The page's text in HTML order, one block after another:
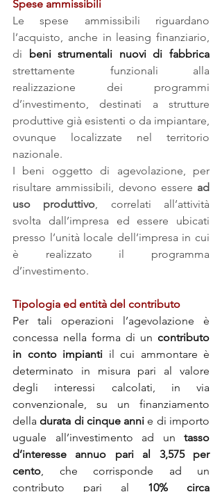
Spese ammissibili
Le spese ammissibili riguardano
l’acquisto, anche in leasing finanziario,
di beni strumentali nuovi di fabbrica
strettamente funzionali alla
realizzazione dei programmi
d’investimento, destinati a strutture
produttive già esistenti o da impiantare,
ovunque localizzate nel territorio
nazionale.
I beni oggetto di agevolazione, per
risultare ammissibili, devono essere ad
uso produttivo, correlati all’attività
svolta dall’impresa ed essere ubicati
presso l’unità locale dell’impresa in cui
è realizzato il programma
d’investimento.
Tipologia ed entità del contributo
Per tali operazioni l’agevolazione è
concessa nella forma di un contributo
in conto impianti il cui ammontare è
determinato in misura pari al valore
degli interessi calcolati, in via
convenzionale, su un finanziamento
della durata di cinque anni e di importo
uguale all’investimento ad un tasso
d’interesse annuo pari al 3,575 per
cento, che corrisponde ad un
contributo pari al 10% circa